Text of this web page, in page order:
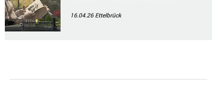
16.04.26Ettelbrück